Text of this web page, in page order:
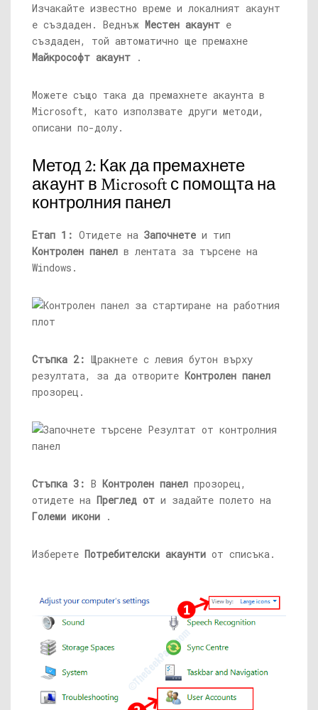
Изчакайте известно време и локалният акаунт
е създаден. Веднъж Местен акаунт е
създаден, той автоматично ще премахне
Майкрософт акаунт .
Можете също така да премахнете акаунта в
Microsoft, като използвате други методи,
описани по-долу.
Метод 2: Как да премахнете
акаунт в Microsoft с помощта на
контролния панел
Етап 1: Отидете на Започнете и тип
Контролен панел в лентата за търсене на
Windows.
Стъпка 2: Щракнете с левия бутон върху
резултата, за да отворите Контролен панел
прозорец.
Стъпка 3: В Контролен панел прозорец,
отидете на Преглед от и задайте полето на
Големи икони .
Изберете Потребителски акаунти от списъка.